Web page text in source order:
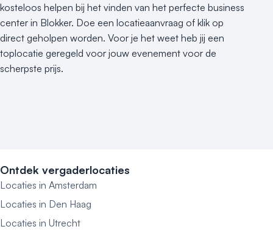
kosteloos helpen bij het vinden van het perfecte business
center in Blokker. Doe een locatieaanvraag of klik op
direct geholpen worden. Voor je het weet heb jij een
toplocatie geregeld voor jouw evenement voor de
scherpste prijs.
Ontdek vergaderlocaties
Locaties in Amsterdam
Locaties in Den Haag
Locaties in Utrecht